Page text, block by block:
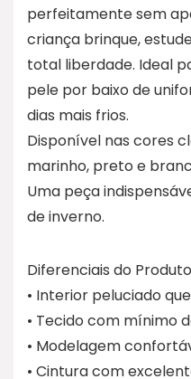
perfeitamente sem
criança brinque,
total liberdade. Ideal
pele por baixo de
dias mais frios.
Disponível nas cores
marinho, preto e
Uma peça
de inverno.
Diferenciais do Produto
• Interior peluciado
• Tecido com mínimo
• Modelagem
• Cintura com